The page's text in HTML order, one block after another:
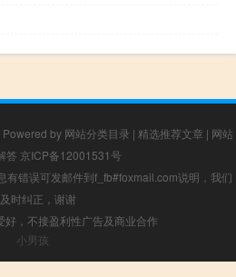
Powered by 网站分类目录 | 精选推荐文章 | 网站
答 京ICP备12001531号
有错误可发邮件到f_fb#foxmail.com说明，我们
时纠正，谢谢
好，不接盈利性广告及商业合作
小男孩